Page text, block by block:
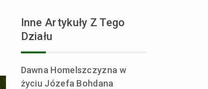
Inne Artykuły Z Tego
Działu
Dawna Homelszczyzna w
życiu Józefa Bohdana